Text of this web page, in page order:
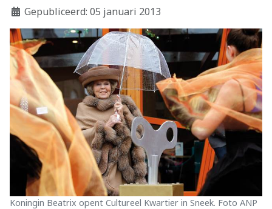
Gepubliceerd: 05 januari 2013
Koningin Beatrix opent Cultureel Kwartier in Sneek. Foto ANP